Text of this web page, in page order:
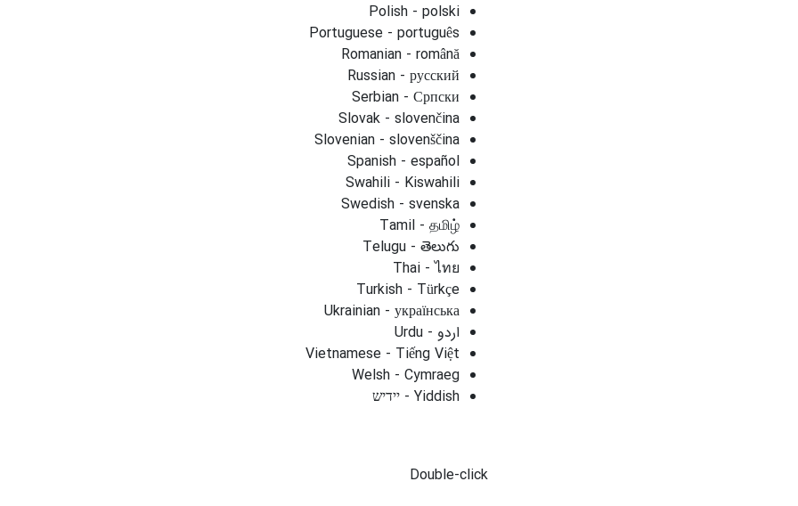
Polish - polski
Portuguese - português
Romanian - română
Russian - русский
Serbian - Српски
Slovak - slovenčina
Slovenian - slovenščina
Spanish - español
Swahili - Kiswahili
Swedish - svenska
Tamil - தமிழ்
Telugu - తెలుగు
Thai - ไทย
Turkish - Türkçe
Ukrainian - українська
Vietnamese - Tiếng Việt
Welsh - Cymraeg
Yiddish - יידיש
Double-click